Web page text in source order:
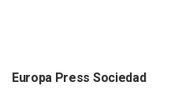
Europa Press Sociedad